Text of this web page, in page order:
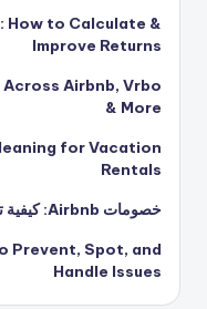
How to Calculate &
Improve Returns
Airbnb, Vrbo
& More
for Vacation
Rentals
خصومات Airbnb: كيفية تحديد الخصومات المثالية
Prevent, Spot, and
Handle Issues